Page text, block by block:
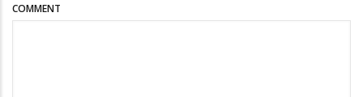
COMMENT